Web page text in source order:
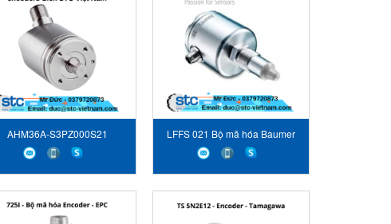
AHM36A-S3PZ000S21
Absolute encoders Sick
LFFS 021 Bộ mã hóa Baumer